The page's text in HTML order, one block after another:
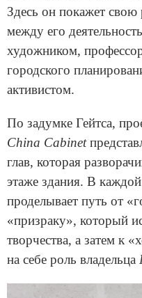
Здесь он покажет свою
между его
художником,
городского
активистом.
По задумке Гейтса,
China Cabinet
глав, которая
этаже здания. В
проделывает путь от
«призраку», который
творчества, а затем к
на себе роль владельца